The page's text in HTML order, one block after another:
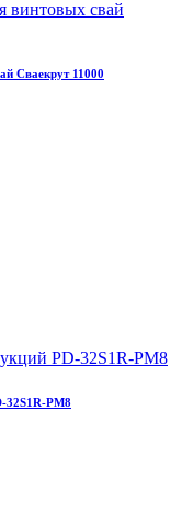
Сваекрут 11000
32S1R-PM8